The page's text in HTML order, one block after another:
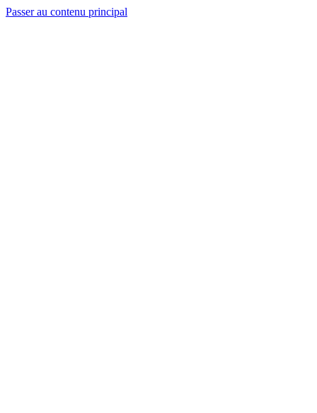
Passer au contenu principal